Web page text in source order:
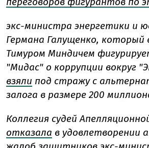
экс-министра энергетики и
Германа Галущенко, который
Тимуром Миндичем
"Мидас" о коррупции вокруг
взяли под стражу с
залога в размере 200
Коллегия судей
отказала в удовлетворении